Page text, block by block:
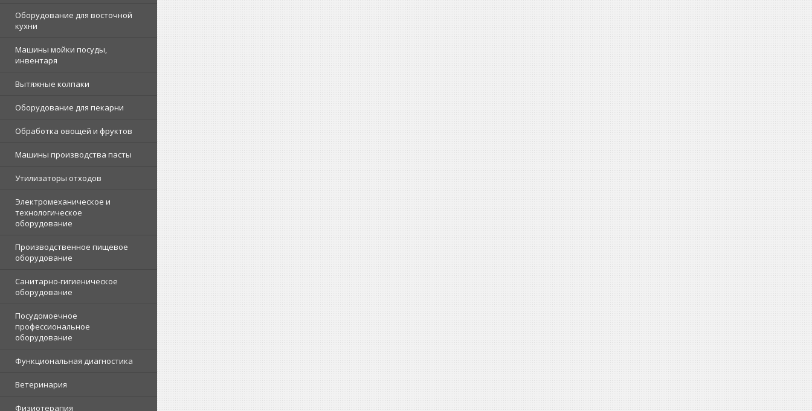
Оборудование для восточной
кухни
Машины мойки посуды,
инвентаря
Вытяжные колпаки
Оборудование для пекарни
Обработка овощей и фруктов
Машины производства пасты
Утилизаторы отходов
Электромеханическое и
технологическое
оборудование
Производственное пищевое
оборудование
Санитарно-гигиеническое
оборудование
Посудомоечное
профессиональное
оборудование
Функциональная диагностика
Ветеринария
Физиотерапия